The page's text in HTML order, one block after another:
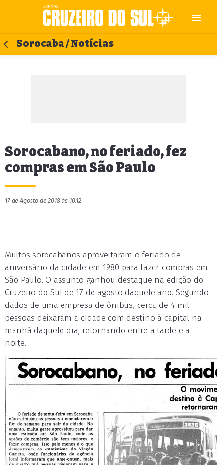
Sorocaba / Notícias
Sorocabano, no feriado, fez
compras em São Paulo
17 de Agosto de 2018 às 10:12
Muitos sorocabanos aproveitaram o feriado de
aniversário da cidade em 1980 para fazer compras em
São Paulo. O assunto ganhou destaque na edição do
Cruzeiro do Sul de 17 de agosto daquele ano. Segundo
dados de uma empresa de ônibus, cerca de 4 mil
pessoas deixaram a cidade com destino à capital na
manhã daquele dia, retornando entre a tarde e a
noite.